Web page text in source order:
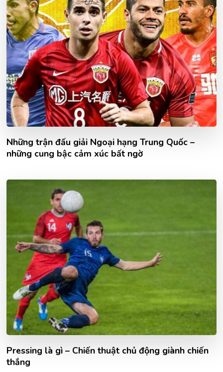
Những trận đấu giải Ngoại hạng Trung Quốc –
những cung bậc cảm xúc bất ngờ
Pressing là gì – Chiến thuật chủ động giành chiến
thắng